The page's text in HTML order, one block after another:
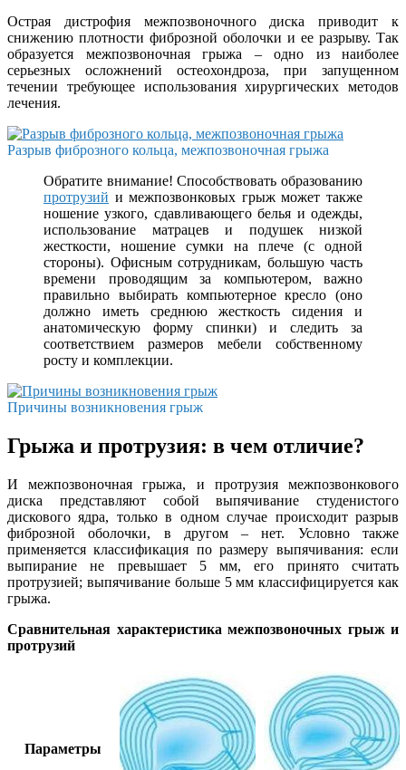
Острая дистрофия межпозвоночного диска приводит к
снижению плотности фиброзной оболочки и ее разрыву. Так
образуется межпозвоночная грыжа – одно из наиболее
серьезных осложнений остеохондроза, при запущенном
течении требующее использования хирургических методов
лечения.
Разрыв фиброзного кольца, межпозвоночная грыжа
Обратите внимание! Способствовать образованию
протрузий и межпозвонковых грыж может также
ношение узкого, сдавливающего белья и одежды,
использование матрацев и подушек низкой
жесткости, ношение сумки на плече (с одной
стороны). Офисным сотрудникам, большую часть
времени проводящим за компьютером, важно
правильно выбирать компьютерное кресло (оно
должно иметь среднюю жесткость сидения и
анатомическую форму спинки) и следить за
соответствием размеров мебели собственному
росту и комплекции.
Причины возникновения грыж
Грыжа и протрузия: в чем отличие?
И межпозвоночная грыжа, и протрузия межпозвонкового
диска представляют собой выпячивание студенистого
дискового ядра, только в одном случае происходит разрыв
фиброзной оболочки, в другом – нет. Условно также
применяется классификация по размеру выпячивания: если
выпирание не превышает 5 мм, его принято считать
протрузией; выпячивание больше 5 мм классифицируется как
грыжа.
Сравнительная характеристика межпозвоночных грыж и
протрузий
Параметры